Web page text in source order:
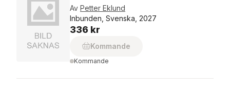
Av Petter Eklund
Inbunden, Svenska, 2027
336 kr
Kommande
Kommande